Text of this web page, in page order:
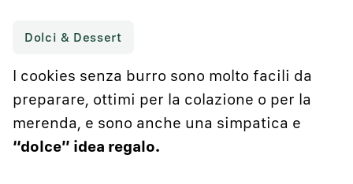
Dolci & Dessert
I cookies senza burro sono molto facili da
preparare, ottimi per la colazione o per la
merenda, e sono anche una simpatica e
“dolce” idea regalo.